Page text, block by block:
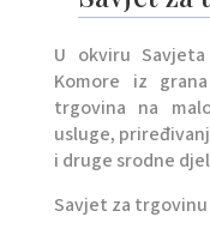
U okviru
Komore iz
trgovina na
usluge,
i druge srodne
Savjet za trgovinu